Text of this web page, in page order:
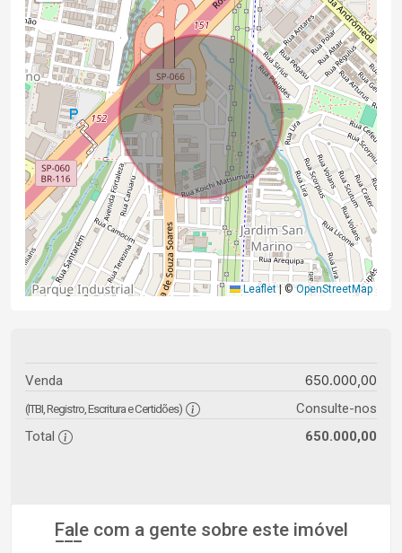
Leaflet |©OpenStreetMap
Venda 650.000,00
(ITBI, Registro, Escritura e Certidões)
Consulte-nos
Total
650.000,00
Fale com a gente sobre este imóvel